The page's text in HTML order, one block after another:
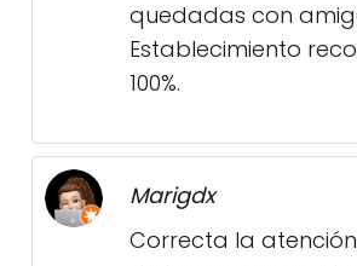
quedadas con
Establecimiento
100%.
Marigdx
Correcta la